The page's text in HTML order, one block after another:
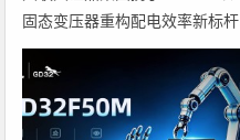
固态变压器重构配电效率新标杆